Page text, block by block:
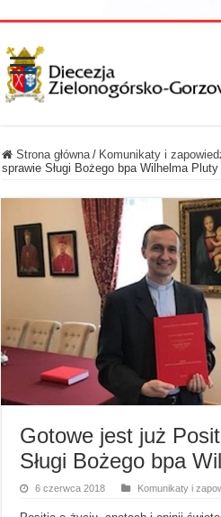
Strona główna / Komunikaty i
sprawie Sługi Bożego bpa Wilhelma Pluty
Gotowe jest już
Sługi Bożego bpa
6 czerwca 2018 Komunikaty i